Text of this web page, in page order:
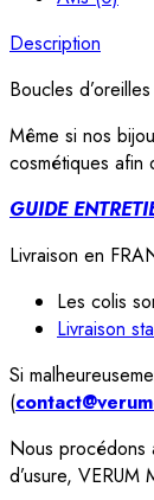
Description
Boucles
Même si nos
cosmétiques afin
GUIDE
Livraison en
Les colis
Livraison
Si
(
Nous procédons
d’usure,